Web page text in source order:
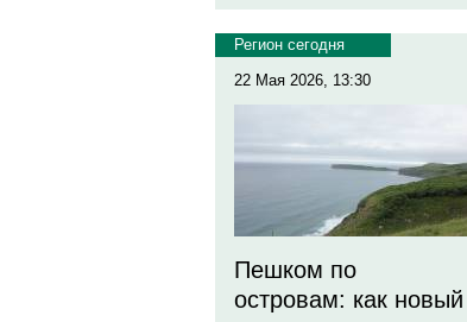
Регион сегодня
22 Мая 2026, 13:30
Пешком по
островам: как новый